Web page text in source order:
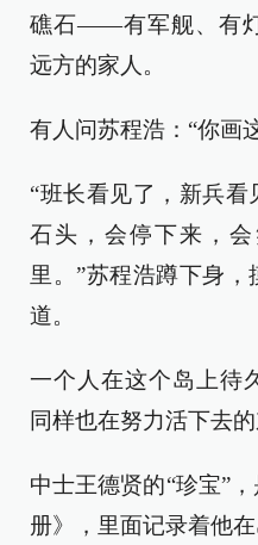
礁石——有军舰、有
远方的家人。
有人问苏程浩：“你画
“班长看见了，新兵
石头，会停下来，
里。”苏程浩蹲下身
道。
一个人在这个岛上待
同样也在努力活下去的
中士王德贤的“珍宝”
册》，里面记录着他